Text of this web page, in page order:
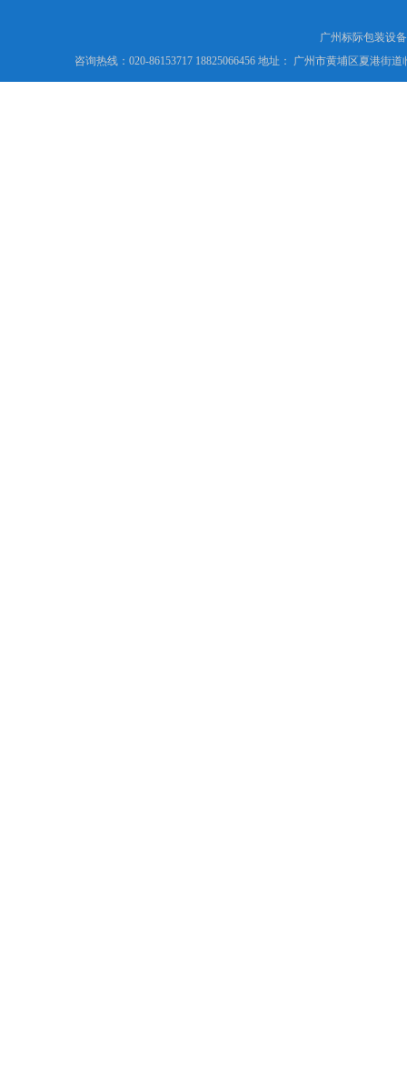
广州标际包装设
咨询热线：020-86153717 18825066456 地址： 广州市黄埔区夏港街